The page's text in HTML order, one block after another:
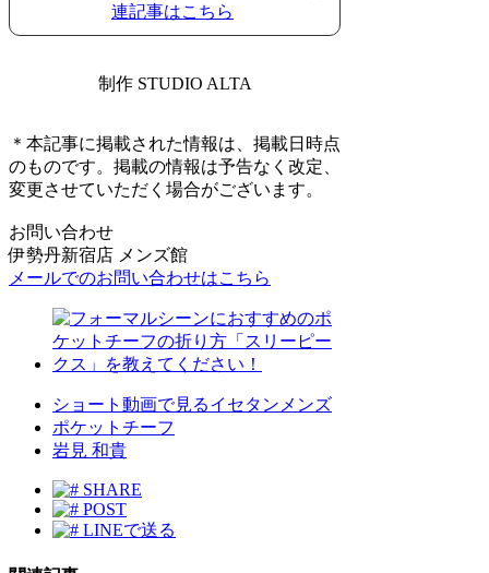
連記事はこちら
制作 STUDIO ALTA
＊本記事に掲載された情報は、掲載日時点
のものです。掲載の情報は予告なく改定、
変更させていただく場合がございます。
お問い合わせ
伊勢丹新宿店 メンズ館
メールでのお問い合わせはこちら
ショート動画で見るイセタンメンズ
ポケットチーフ
岩見 和貴
SHARE
POST
LINEで送る